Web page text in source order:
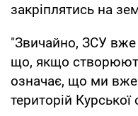
закріплятись на
"Звичайно, ЗСУ
що, якщо
означає, що ми
територій Курської